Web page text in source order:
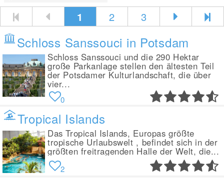
1 2 3
Schloss Sanssouci in Potsdam
Schloss Sanssouci und die 290 Hektar
große Parkanlage stellen den ältesten Teil
der Potsdamer Kulturlandschaft, die über
vier...
0
Tropical Islands
Das Tropical Islands, Europas größte
tropische Urlaubswelt , befindet sich in der
größten freitragenden Halle der Welt, die...
2